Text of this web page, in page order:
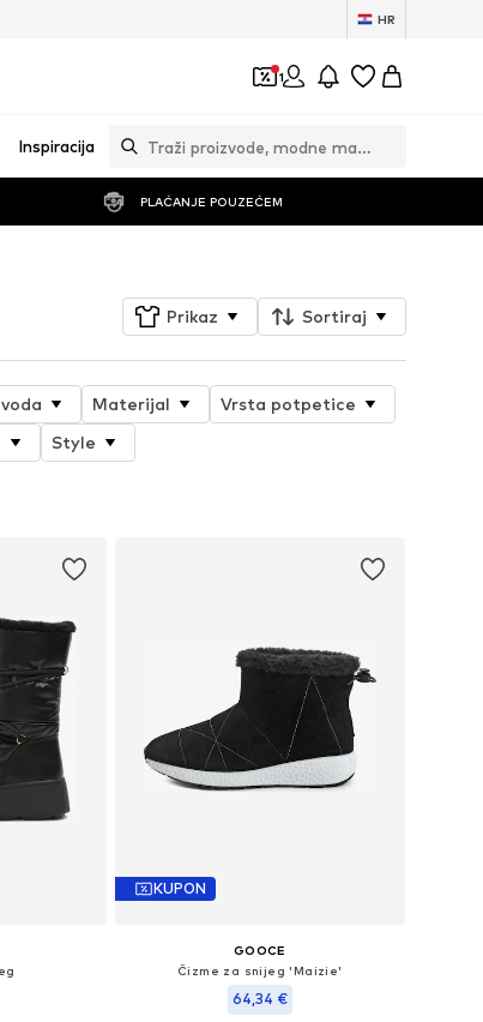
HR
1
Inspiracija
PLAĆANJE POUZEĆEM
Prikaz Sortiraj
Materijal
Vrsta potpetice
Style
KUPON
GOOCE
Čizme za snijeg 'Maizie'
64,34 €